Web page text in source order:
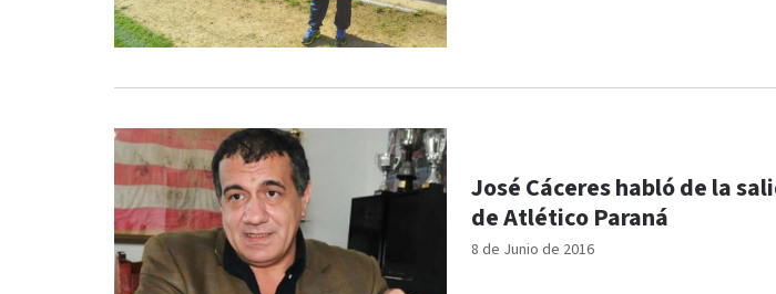
8 de Junio de 2016
José Cáceres habló de la
de Atlético Paraná